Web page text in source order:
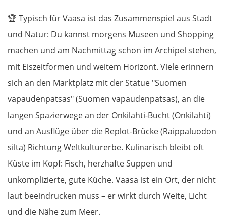
🏆 Typisch für Vaasa ist das Zusammenspiel aus Stadt
und Natur: Du kannst morgens Museen und Shopping
machen und am Nachmittag schon im Archipel stehen,
mit Eiszeitformen und weitem Horizont. Viele erinnern
sich an den Marktplatz mit der Statue "Suomen
vapaudenpatsas" (Suomen vapaudenpatsas), an die
langen Spazierwege an der Onkilahti-Bucht (Onkilahti)
und an Ausflüge über die Replot-Brücke (Raippaluodon
silta) Richtung Weltkulturerbe. Kulinarisch bleibt oft
Küste im Kopf: Fisch, herzhafte Suppen und
unkomplizierte, gute Küche. Vaasa ist ein Ort, der nicht
laut beeindrucken muss – er wirkt durch Weite, Licht
und die Nähe zum Meer.
Estland
Tallinn
Rapla
Pärnu
Lettland